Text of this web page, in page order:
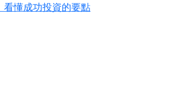
看懂成功投資的要點